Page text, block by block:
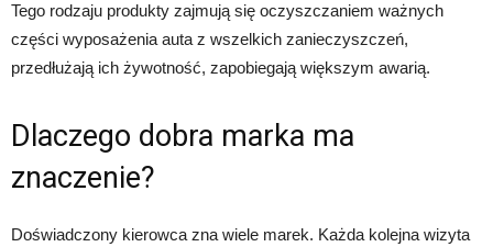
Tego rodzaju produkty zajmują się oczyszczaniem ważnych
części wyposażenia auta z wszelkich zanieczyszczeń,
przedłużają ich żywotność, zapobiegają większym awarią.
Dlaczego dobra marka ma
znaczenie?
Doświadczony kierowca zna wiele marek. Każda kolejna wizyta